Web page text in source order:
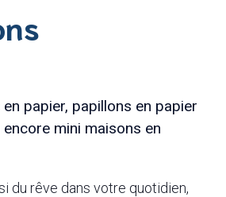
en papier, papillons en papier
mini maisons en
du rêve dans votre quotidien,